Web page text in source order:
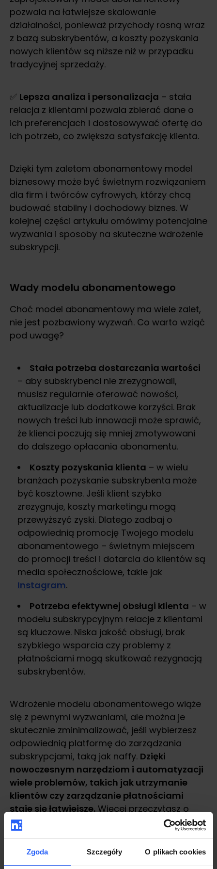
Zgoda Szczegóły O plikach cookies
pozwala na łatwiejsze skalowanie
działalności, ponieważ przychody rosną wraz
z bazą subskrybentów, a koszty pozyskania
nowych klientów są niższe niż w przypadku
tradycyjnej sprzedaży.
✅ Lepsza analiza i personalizacja – stała
relacja z klientami pozwala zbierać dane o
ich preferencjach i dostosowywać ofertę do
ich potrzeb, co zwiększa satysfakcję klienta.
Dzięki tym zaletom abonamentowy model
biznesowy może być świetnym rozwiązaniem
dla firm i twórców cyfrowych, którzy chcą
budować stabilny i dochodowy biznes. W
kolejnej części artykułu omówimy potencjalne
wyzwania i sposoby na skuteczne wdrożenie
subskrypcji.
Wady modelu abonamentowego
Choć model abonamentowy ma wiele zalet,
nie jest pozbawiony wyzwań. Co warto wziąć
pod uwagę?
Stała potrzeba dostarczania wartości
– aby subskrybenci nie zrezygnowali,
musisz regularnie oferować nowości,
aktualizacje lub dodatkowe korzyści. Brak
nowych treści lub innowacji może sprawić,
że klienci poczują się mniej zmotywowani
do dalszego opłacania abonamentu.
Koszty pozyskania klienta – w wielu
branżach pozyskanie subskrybenta może
być kosztowne. Jeśli klient szybko
zrezygnuje, koszty marketingu mogą
przewyższyć zyski. Dlatego zadbaj o
odpowiednią promocję Twojego modelu
abonamentowego – świetnym miejscem
do promocji treści i dotarcia do klientów są
media społecznościowe, takie jak
Instagram.
Potrzeba efektywnej obsługi klienta – w
modelu subskrypcyjnym relacje z klientami
są kluczowe. Niska jakość obsługi, brak
szybkiego wsparcia czy problemy z
płatnościami mogą skutkować rezygnacją
subskrybentów.
Wdrożenie modelu abonamentowego wiąże
się z pewnymi wyzwaniami, ale można je
skutecznie zminimalizować, jeśli wybierzesz
odpowiednią platformę do zarządzania
subskrypcjami, taką jak naffy. Dzięki
nowoczesnym narzędziom i automatyzacji
wiele problemów, takich jak utrzymanie
klientów czy zarządzanie płatnościami
staje się łatwiejsze.Więcej przeczytasz o
tym w dalszej części artykułu!
Jak wprowadzić model